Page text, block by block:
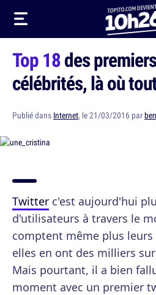
Top 18des
célébrités, là où
Publié dans Internet, le 21/03/2016 par
Twitter c'est aujourd'hui
d'utilisateurs à travers le
comptent même plus
elles en ont des milliers
Mais pourtant, il a bien
moment avec un premier